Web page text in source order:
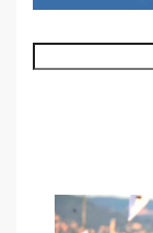
Buscar